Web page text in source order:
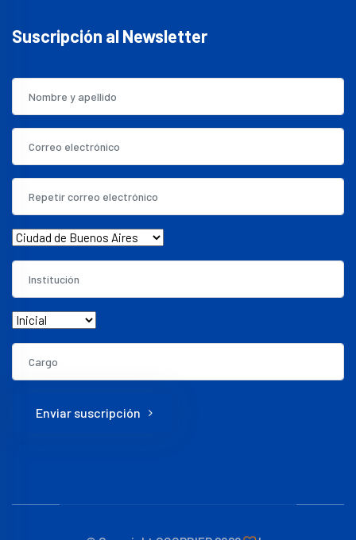
Suscripción al Newsletter
Enviar suscripción